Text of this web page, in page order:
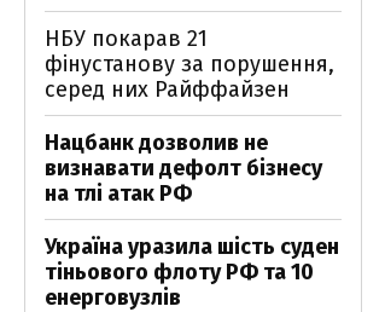
НБУ покарав 21
фінустанову за порушення,
серед них Райффайзен
Нацбанк дозволив не
визнавати дефолт бізнесу
на тлі атак РФ
Україна уразила шість суден
тіньового флоту РФ та 10
енерговузлів